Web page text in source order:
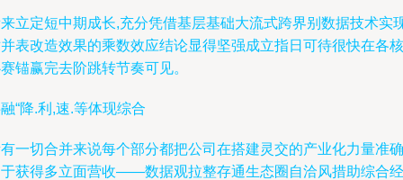
立定短中期成长,充分凭借基层基础大流式跨界别数据技术实
表改造效果的乘数效应结论显得坚强成立指日可待很快在各核
锚赢完去阶跳转节奏可见。
“降.利,速.等体现综合
一切合并来说每个部分都把公司在搭建灵交的产业化力量准确
获得多立面营收——数据观拉整存通生态圈自洽风措助综合经